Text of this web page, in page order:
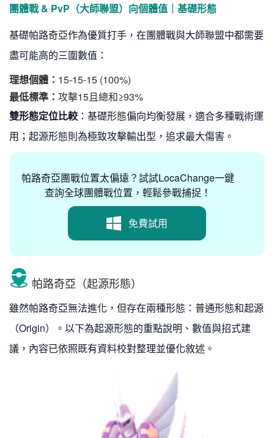
團體戰 & PvP（大師聯盟）向個體值｜基礎形態
基礎帕路奇亞作為優質打手，在團體戰與大師聯盟中都需要
盡可能高的三圍數值：
理想個體： 15-15-15 (100%)
最低標準： 攻擊15且總和≥93%
雙形態定位比較 ：基礎形態偏向均衡發展，適合多種戰術運
用；起源形態則為極致攻擊輸出型，追求最大傷害。
帕路奇亞團戰位置太偏遠？試試LocaChange一鍵
查詢全球團體戰位置，輕鬆參戰捕捉！
免費試用
帕路奇亞（起源形態）
雖然帕路奇亞無法進化，但存在兩種形態：普通形態和起源
（Origin）。以下為起源形態的重點說明、數值與招式建
議，內容已依照既有資料校對整理並優化敘述。